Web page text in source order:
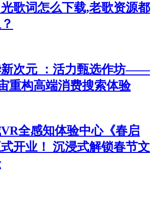
歌词怎么下载,老歌资源都
新次元 ：活力甄选作坊——
重构高端消费搜索体验
全感知体验中心《春启
开业！ 沉浸式解锁春节文